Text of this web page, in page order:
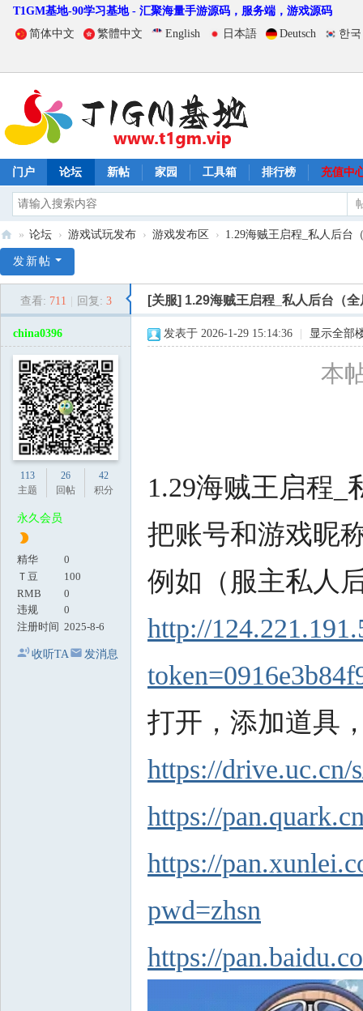
T1GM基地-90学习基地 - 汇聚海量手游源码，服务端，游戏源码
简体中文
繁體中文 English 日本語 Deutsch 한
门户 论坛 新帖 家园 工具箱 排行榜 充值中
1
» 论坛 › 游戏试玩发布 › 游戏发布区 › 1.29海贼王启程_私人后台
发新帖
查看: 711 回复: 3 [关服] 1.29海贼王启程_私人后台（
china0396
113
主题
26
回帖
42
积分
永久会员
精华
0
Ｔ豆
100
RMB
0
违规
0
注册时间 2025-8-6
收听TA 发消息
发表于 2026-1-29 15:14:36 显示全部
本
1.29海贼王启程
把账号和游戏昵
例如（服主私人
http://
打开，添加道具
https://drive.uc.cn/
https://
https://
pwd=zhsn
https://